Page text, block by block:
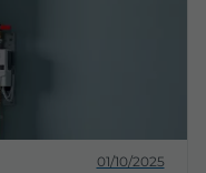
01/10/2025